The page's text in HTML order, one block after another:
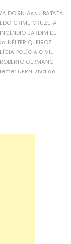
DO RN Assu BATATA
CRIME CRUZETA
INCÊNDIO JARDIM DE
NÉLTER QUEIROZ
POLÍCIA CIVIL
ROBERTO GERMANO
Temer UFRN Vivaldo